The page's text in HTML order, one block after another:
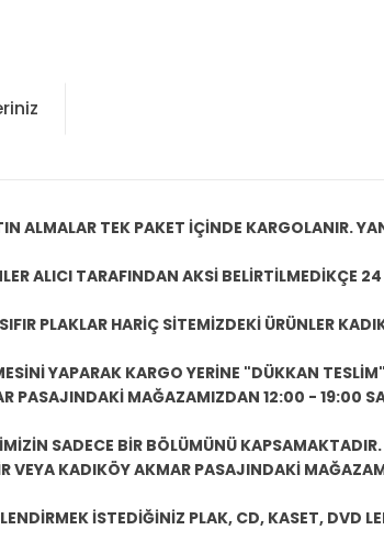
ALMALAR TEK PAKET İÇİNDE KARGOLANIR.
ALICI TARAFINDAN AKSİ BELİRTİLMEDİKÇE
PLAKLAR HARİÇ SİTEMİZDEKİ ÜRÜNLER
YAPARAK KARGO YERİNE "DÜKKAN
PASAJINDAKİ MAĞAZAMIZDAN 12:00 - 19:00
SADECE BİR BÖLÜMÜNÜ
VEYA KADIKÖY AKMAR PASAJINDAKİ
İSTEDİĞİNİZ PLAK, CD, KASET, DVD